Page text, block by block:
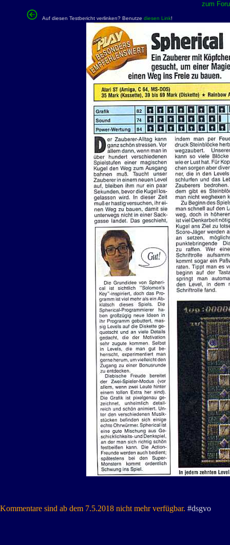
zum
Auf diesen Testbericht verlinken? Benutze diesen Link!
Kommentare sind ab dem 7.5.2018 nicht mehr verfügbar. #dsgvo